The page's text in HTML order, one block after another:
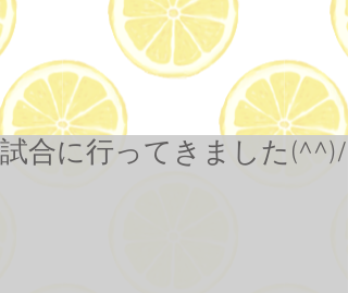
試合に行ってきました(^^)/